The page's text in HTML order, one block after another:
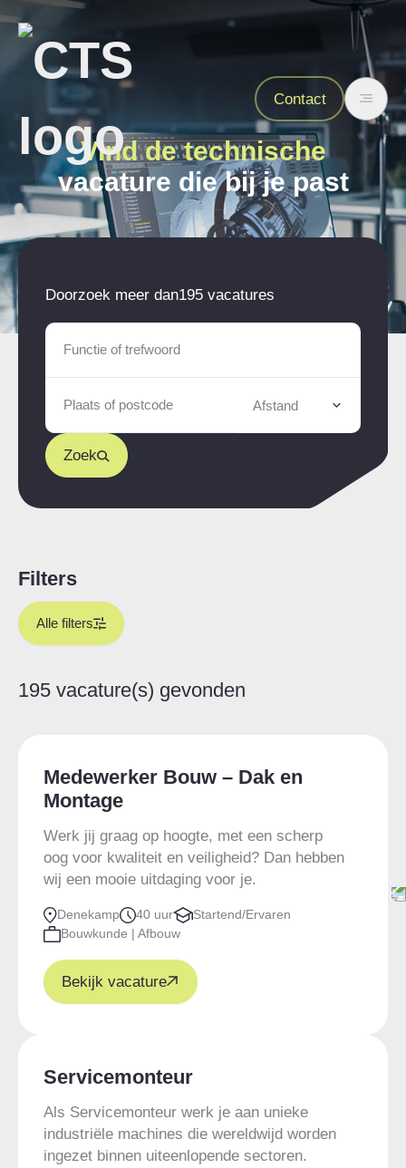
Contact
Vind de technische
vacature die bij je past
Doorzoek meer dan195 vacatures
Zoek
Filters
Alle filters
195 vacature(s) gevonden
Medewerker Bouw – Dak en
Montage
Werk jij graag op hoogte, met een scherp
oog voor kwaliteit en veiligheid? Dan hebben
wij een mooie uitdaging voor je.
Denekamp 40 uur
Startend/Ervaren
Bouwkunde | Afbouw
Bekijk vacature
Servicemonteur
Als Servicemonteur werk je aan unieke
industriële machines die wereldwijd worden
ingezet binnen uiteenlopende sectoren.